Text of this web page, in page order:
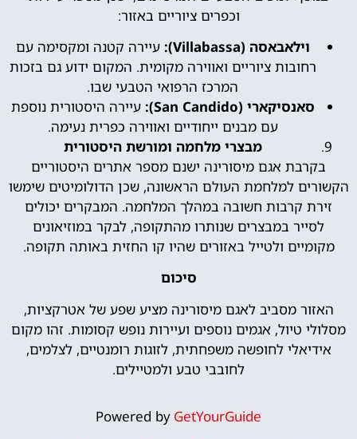
וכפרים ציוריים באזור:
וילאבאסה (Villabassa):
עיירה קטנה ומקסימה עם
רחובות ציוריים ואווירה מקומית. המקום ידוע גם בזכות
המרכז הרפואי הטבעי שבו.
סאנסיקארי (San Candido):
עיירה היסטורית נוספת
עם מבנים ייחודיים ואווירה כפרית נעימה.
מבצרי מלחמה ומורשת היסטורית
בקרבת אגם מיסורינה ישנם מספר אתרים היסטוריים
הקשורים למלחמת העולם הראשונה, שכן הדולומיטים שימשו
זירת קרבות חשובה במהלך המלחמה. המבקרים יכולים
לסייר במבצרים שנותרו מהתקופה, לבקר במוזיאונים
מקומיים ולטייל באזורים שהיו קו החזית באותה תקופה.
סיכום
האזור מסביב לאגם מיסורינה מציע שפע של אטרקציות,
מסלולי טיול, אגמים נוספים ועיירות נופש קסומות. זהו מקום
אידיאלי לחופשה משפחתית, לזוגות רומנטיים, לצלמים,
לחובבי טבע ולמטיילים.
Powered by GetYourGuide